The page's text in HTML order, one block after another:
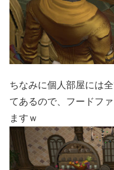
ちなみに個人部屋には
てあるので、フードフ
ますｗ